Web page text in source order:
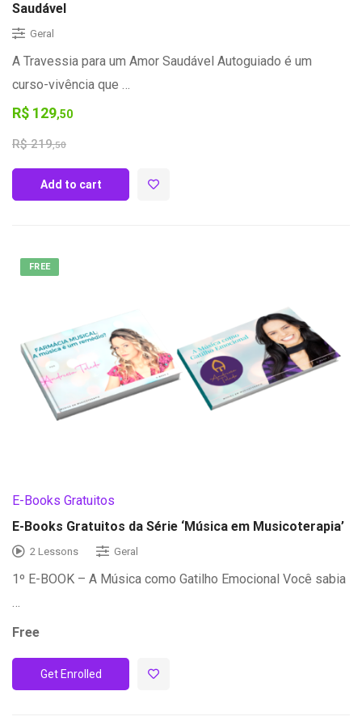
Saudável
Geral
A Travessia para um Amor Saudável Autoguiado é um
curso-vivência que …
R$ 129,50
R$219,50
Add to cart
FREE
E-Books Gratuitos
E-Books Gratuitos da Série ‘Música em Musicoterapia’
2 Lessons Geral
1º E-BOOK – A Música como Gatilho Emocional Você sabia
Free
Get Enrolled